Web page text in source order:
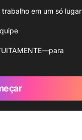
em um só lugar